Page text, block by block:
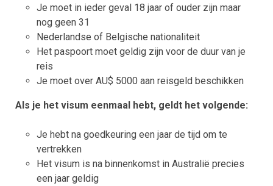
Je moet in ieder geval 18 jaar of ouder zijn maar
nog geen 31
Nederlandse of Belgische nationaliteit
Het paspoort moet geldig zijn voor de duur van je
reis
Je moet over AU$ 5000 aan reisgeld beschikken
Als je het visum eenmaal hebt, geldt het volgende:
Je hebt na goedkeuring een jaar de tijd om te
vertrekken
Het visum is na binnenkomst in Australië precies
een jaar geldig